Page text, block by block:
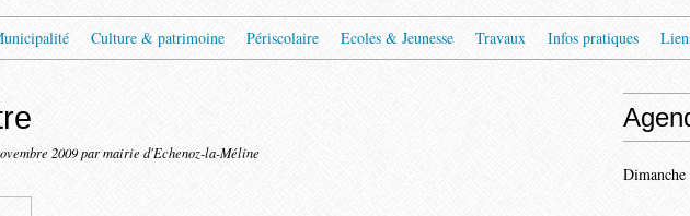
Culture & patrimoine Périscolaire Ecoles & Jeunesse Travaux Infos pratiques
2009par mairie d'Echenoz-la-Méline
Dimanche